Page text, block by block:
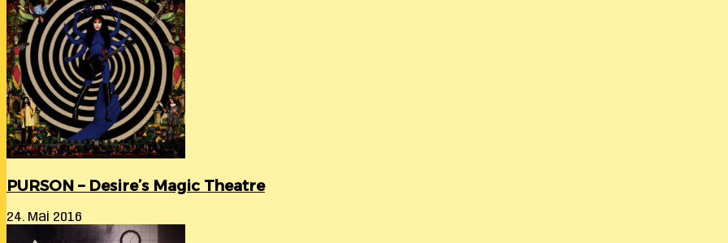
PURSON – Desire’s Magic Theatre
24. Mai 2016